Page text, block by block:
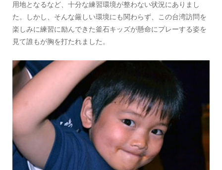
用地となるなど、十分な練習環境が整わない状況にありまし
た。しかし、そんな厳しい環境にも関わらず、この台湾訪問を
楽しみに練習に励んできた釜石キッズが懸命にプレーする姿を
見て誰もが胸を打たれました。